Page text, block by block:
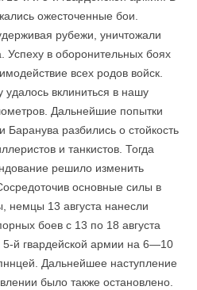
ожесточенные бои.
рубежи, уничтожали
Успеху в оборонительных боях
всех родов войск.
вклиниться в нашу
Дальнейшие попытки
Баранува разбились о стойкость
и танкистов. Тогда
решило изменить
основные силы в
немцы 13 августа нанесли
боев с 13 по 18 августа
5-й гвардейской армии на 6—10
Дальнейшее на­ступление
было также остановлено.